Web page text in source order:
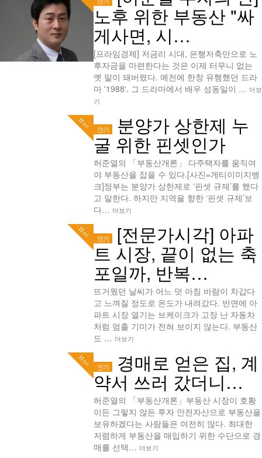
노후 위한 부동산 "싸
게사면, 시…
[프라임경제] 저금리 시대, 은행저축만으로 노
후자금을 마련한다는 것은 이제 터무니 없는
옛 말이 돼버렸다. 예전에 한창 유행했던 드라
마 '1988'. 그 드라마에서 배우 성동일이 … 더보
기
Hot
인기 분양가 상한제 누
굴 위한 핀셋인가
허준열의 「부동산개론」 다주택자를 움직여
야 부동산을 잡을 수 있다.[사진=게티이미지뱅
크]정부는 분양가 상한제로 ‘핀셋 규제’를 했다
고 말한다. 하지만 지역을 향한 ‘핀셋 규제’보
다… 더보기
Hot
인기 [전문가시각] 아파
트 시장, 끝이 없는 축
포일까, 반복…
뜨거웠던 날씨가 어느 덧 아침 바람이 차갑다
고 느껴질 정도로 온도가 내려갔다. 반면에 아
파트 시장 열기는 브케이크가 고장 난 자동차
처럼 멈출 기미가 전혀 보이지 않는다. 부동산
도 … 더보기
Hot
인기 경매로 얻은 집, 계
약서 쓰러 갔더니…
허준열의 「부동산개론」부동산 시장이 호황
이든 그렇지 않든 투자 안전자산으로 부동산을
보유하겠다는 사람들은 여전히 많다. 최대한
저렴하게 부동산을 매입하기 위한 수단으로 경
매를 선택… 더보기